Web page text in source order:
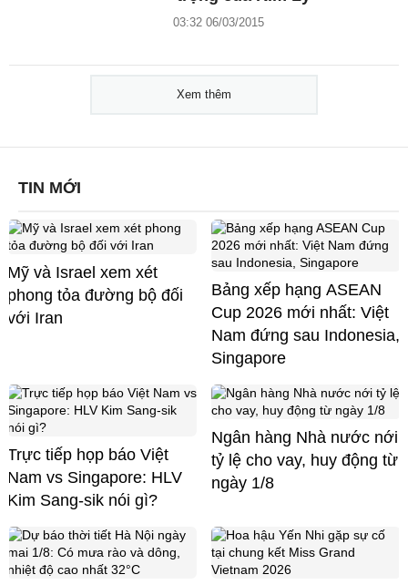
03:32 06/03/2015
Xem thêm
TIN MỚI
Mỹ và Israel xem xét
phong tỏa đường bộ đối
với Iran
Bảng xếp hạng ASEAN
Cup 2026 mới nhất: Việt
Nam đứng sau Indonesia,
Singapore
Trực tiếp họp báo Việt
Nam vs Singapore: HLV
Kim Sang-sik nói gì?
Ngân hàng Nhà nước nới
tỷ lệ cho vay, huy động từ
ngày 1/8